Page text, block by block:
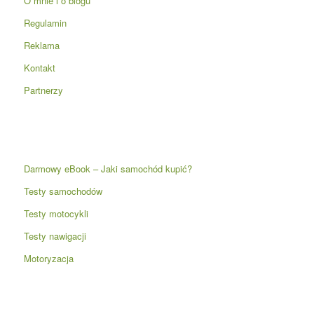
Regulamin
Reklama
Kontakt
Partnerzy
Darmowy eBook – Jaki samochód kupić?
Testy samochodów
Testy motocykli
Testy nawigacji
Motoryzacja